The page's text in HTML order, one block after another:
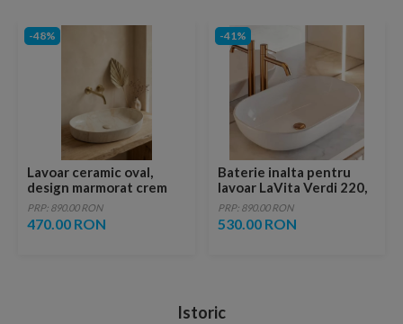
-48%
Lavoar ceramic oval,
design marmorat crem
lucios cu vene aurii,
ventil inclus
PRP: 890.00 RON
470.00 RON
-41%
Baterie inalta pentru
lavoar LaVita Verdi 220,
fara ventil, brushed
copper
PRP: 890.00 RON
530.00 RON
Istoric